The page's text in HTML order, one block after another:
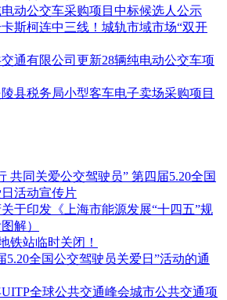
动公交车采购项目中标候选人公示
斯柯连中三线！城轨市域市场“双开
通有限公司更新28辆纯电动公交车项
县税务局小型客车电子卖场采购项目
共同关爱公交驾驶员” 第四届5.20全国
活动宣传片
关于印发《上海市能源发展“十四五”规
解）
铁站临时关闭！
5.20全国公交驾驶员关爱日”活动的通
全球公共交通峰会城市公共交通项